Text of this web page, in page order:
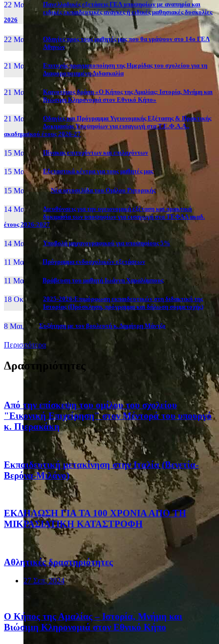
22 Μαι, 26
Πανελλαδικές εξετάσεις ΓΕΛ υποψηφίων με αναπηρία και
ειδικές εκπαιδευτικές ανάγκες ή ειδικές μαθησιακές δυσκολίες
2026
22 Μαι, 26
Οδηγίες προς τους μαθητές μας που θα γράψουν στο 14ο ΓΕΛ
Αθηνών
21 Μαι, 26
Επιτυχής πραγματοποίηση της Ημερίδας του σχολείου για τη
Διαφοροποιημένη Διδασκαλία
21 Μαι, 26
Καινοτόμος δράση «Ο Κήπος της Αμαλίας: Ιστορία, Μνήμη και
Βιώσιμη Κληρονομιά στον Εθνικό Κήπο»
21 Μαι, 26
Οδηγίες και Πρόγραμμα Υγειονομικής Εξέτασης & Πρακτικής
Δοκιμασίας Υποψηφίων για εισαγωγή στα Τ.Ε.Φ.Α.Α.,
ακαδημαϊκού έτους 2026-27
15 Μαι, 26 Πίνακας επιτυχόντων και επιλαχόντων
15 Μαι, 26 Εξεταστικά κέντρα για τους μαθητές μας
15 Μαι, 2026 Νέα ιστοσελίδα του Ομίλου Ρητορικής
14 Μαι, 26
Διευθύνσεις για την υγειονομική εξέταση και πρακτική
δοκιμασία των υποψηφίων για εισαγωγή στα ΤΕΦΑΑ ακαδ.
έτους 2026-2027
14 Μαι, 26 Yποβολή μηχανογραφικού για υποψηφίους 5%
11 Μαι, 26 Πρόγραμμα ενδοσχολικών εξετάσεων
11 Μαι, 26 Βράβευση του μαθητή Ιωάννη Χαραλάμπους
18 Οκτ, 25
2025-2026:Επιμόρφωση εκπαιδευτικών στη διδακτική της
Ιστορίας (Πρόσκληση, πρόγραμμα και δήλωση συμμετοχής)
8 Μαι, 26 Συζήτηση με τον βουλευτή κ. Δημήτρη Μάντζο
Περισσότερα
Δραστηριότητες
Από την επίσκεψη του ομίλου του σχολείου
"Εικονική Επιχείρηση" στον Μέντορά του υπουργό
κ. Πιερακάκη
Eκπαιδευτική μετακίνηση στην Ιταλία (Βενετία-
Βερόνα-Μιλάνο)
ΕΚΔΗΛΩΣΗ ΓΙΑ ΤΑ 100 ΧΡΟΝΙΑ ΑΠΟ ΤΗ
ΜΙΚΡΑΣΙΑΤΙΚΗ ΚΑΤΑΣΤΡΟΦΗ
Αθλητικές δραστηριότητες
27 Σεπ, 2024
Ο Κήπος της Αμαλίας – Ιστορία, Μνήμη και
Βιώσιμη Κληρονομιά στον Εθνικό Κήπο